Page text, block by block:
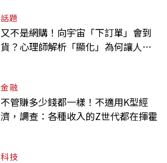
話題
又不是網購！向宇宙「下訂單」會到
貨？心理師解析「顯化」為何讓人無
金融
不管賺多少錢都一樣！不適用K型經
濟，調查：各種收入的Z世代都在揮霍
科技